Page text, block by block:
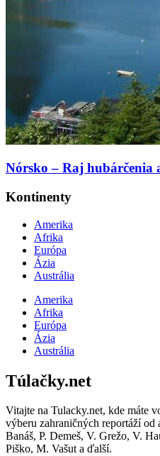
Nórsko – Raj hubárčenia
Kontinenty
Amerika
Afrika
Európa
Ázia
Austrália
Amerika
Afrika
Európa
Ázia
Austrália
Túlačky.net
Vitajte na Tulacky.net, kde máte
výberu zahraničných reportáží od
Banáš, P. Demeš, V. Grežo, V.
Piško, M. Vašut a ďalší.